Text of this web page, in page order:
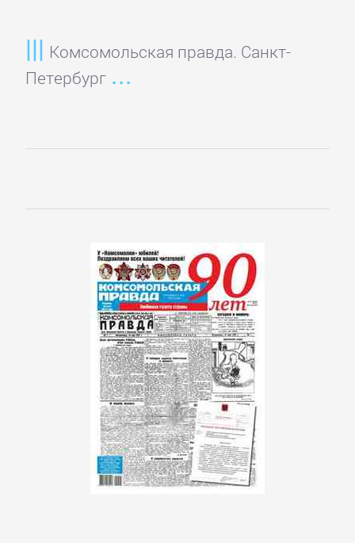
Комсомольская правда. Санкт-
Петербург
ВЭД
Делопроизводство
Зарубежная
Корпоративная
Маркетинг,